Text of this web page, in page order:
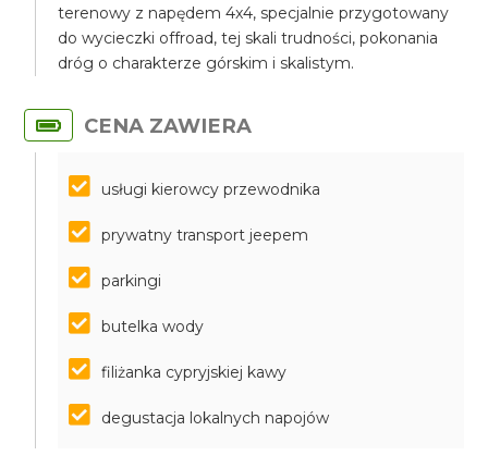
terenowy z napędem 4x4, specjalnie przygotowany
do wycieczki offroad, tej skali trudności, pokonania
dróg o charakterze górskim i skalistym.
CENA ZAWIERA
usługi kierowcy przewodnika
prywatny transport jeepem
parkingi
butelka wody
filiżanka cypryjskiej kawy
degustacja lokalnych napojów